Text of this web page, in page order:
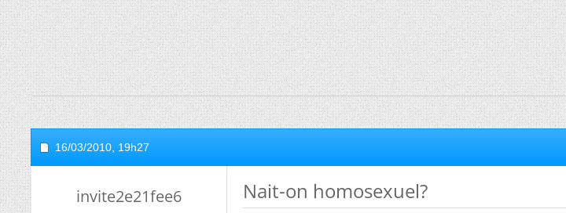
16/03/2010, 19h27
invite2e21fee6 Nait-on homosexuel?